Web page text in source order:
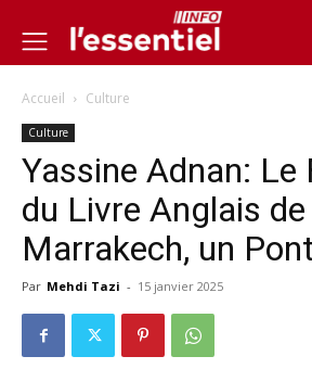
Accueil Culture
Culture
Yassine Adnan: Le
du Livre Anglais de
Marrakech, un
Par Mehdi Tazi - 15 janvier 2025